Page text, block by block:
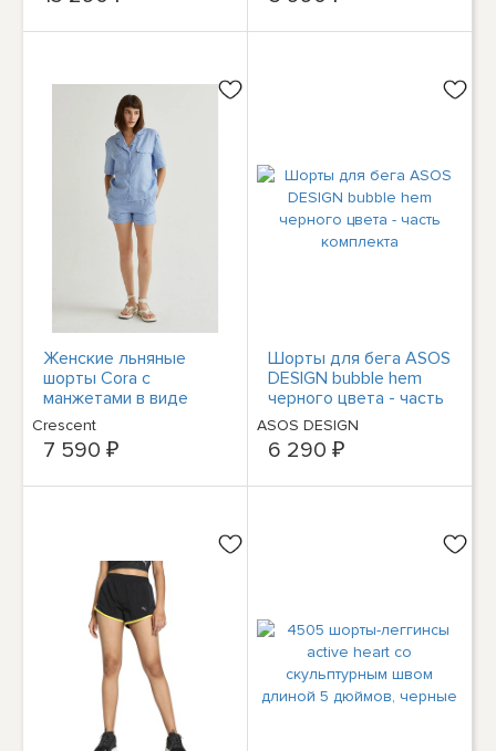
Женские льняные
шорты Cora с
манжетами в виде
полумесяца
Crescent
7 590 ₽
Шорты для бега ASOS
DESIGN bubble hem
черного цвета - часть
комплекта
ASOS DESIGN
6 290 ₽